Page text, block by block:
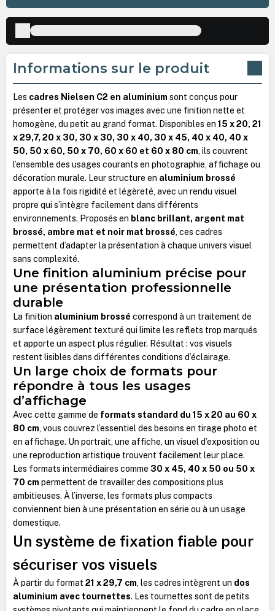
Informations sur le produit
Les cadres Nielsen C2 en aluminium sont conçus pour
présenter et protéger vos images avec une finition nette et
homogène, du petit au grand format. Disponibles en 15 x 20, 21
x 29,7, 20 x 30, 30 x 30, 30 x 40, 30 x 45, 40 x 40, 40 x
50, 50 x 60, 50 x 70, 60 x 60 et 60 x 80 cm, ils couvrent
l’ensemble des usages courants en photographie, affichage ou
décoration murale. Leur structure en aluminium brossé
apporte à la fois rigidité et légèreté, avec un rendu visuel
propre qui s’intègre facilement dans différents
environnements. Proposés en blanc brillant, argent mat
brossé, ambre mat et noir mat brossé, ces cadres
permettent d’adapter la présentation à chaque univers visuel
sans complexité.
Une finition aluminium précise pour
une présentation professionnelle
durable
La finition aluminium brossé correspond à un traitement de
surface légèrement texturé qui limite les reflets trop marqués
et apporte un aspect plus régulier. Résultat : vos visuels
restent lisibles dans différentes conditions d’éclairage.
Un large choix de formats pour
répondre à tous les usages
d’affichage
Avec cette gamme de formats standard du 15 x 20 au 60 x
80 cm, vous couvrez l’essentiel des besoins en tirage photo et
en affichage. Un portrait, une affiche, un visuel d’exposition ou
une reproduction artistique trouvent facilement leur place.
Les formats intermédiaires comme 30 x 45, 40 x 50 ou 50 x
70 cm permettent de travailler des compositions plus
ambitieuses. À l’inverse, les formats plus compacts
conviennent bien à une présentation en série ou à un usage
domestique.
Un système de fixation fiable pour
sécuriser vos visuels
À partir du format 21 x 29,7 cm, les cadres intègrent un dos
aluminium avec tournettes. Les tournettes sont de petits